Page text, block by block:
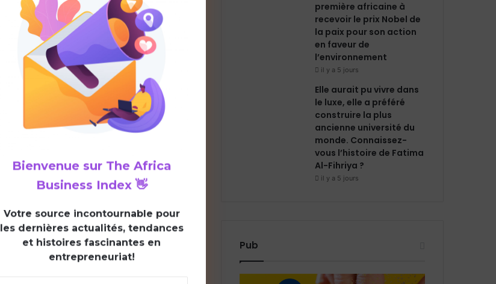
première africaine à
recevoir le prix Nobel de
la paix pour son action
en faveur de
l’environnement
il y a 5 jours
Elle aurait pu vivre dans
le luxe, elle a préféré
construire la plus
ancienne université du
monde. Connaissez-
vous l’histoire de Fatima
Al-Fihriya ?
il y a 5 jours
Pub
Bienvenue surThe Africa
Business Index👋
Votre source incontournable pour
les dernières actualités, tendances
et histoires fascinantes en
entrepreneuriat!